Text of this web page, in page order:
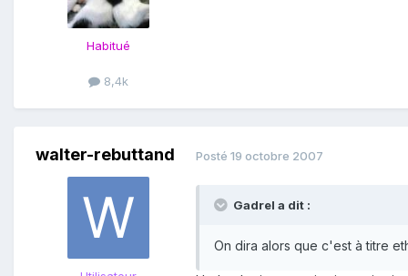
Habitué
8,4k
walter-rebuttand Posté 19 octobre 2007
Gadrel a dit :
On dira alors que c'est à titre